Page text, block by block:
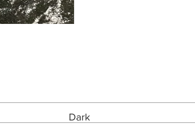
Dark